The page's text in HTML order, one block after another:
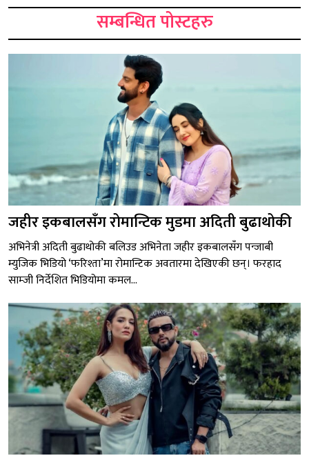
सम्बन्धित पोस्टहरु
जहीर इकबालसँग रोमान्टिक मुडमा अदिती बुढाथोकी
अभिनेत्री अदिती बुढाथोकी बलिउड अभिनेता जहीर इकबालसँग पन्जाबी
म्युजिक भिडियो ‘फरिश्ता’मा रोमान्टिक अवतारमा देखिएकी छन्। फरहाद
साम्जी निर्देशित भिडियोमा कमल...